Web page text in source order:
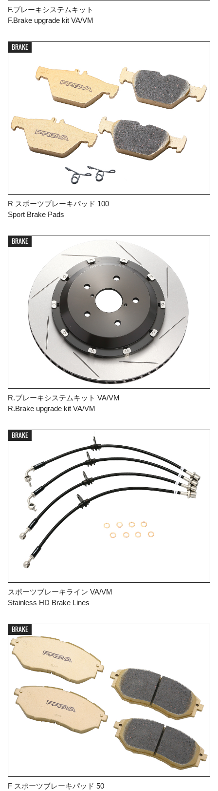
F.ブレーキシステムキット
F.Brake upgrade kit VA/VM
BRAKE
R スポーツブレーキパッド 100
Sport Brake Pads
BRAKE
R.ブレーキシステムキット VA/VM
R.Brake upgrade kit VA/VM
BRAKE
スポーツブレーキライン VA/VM
Stainless HD Brake Lines
BRAKE
F スポーツブレーキパッド 50